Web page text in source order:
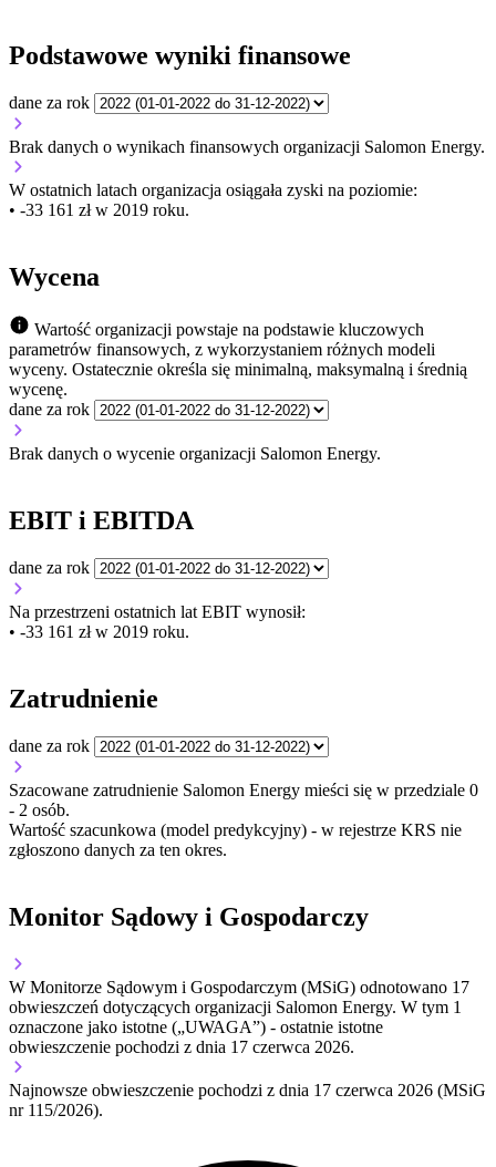
Podstawowe wyniki finansowe
dane za rok
Brak danych o wynikach finansowych organizacji Salomon Energy.
W ostatnich latach organizacja osiągała zyski na poziomie:
• -33 161 zł w 2019 roku.
Wycena
Wartość organizacji powstaje na podstawie kluczowych
parametrów finansowych, z wykorzystaniem różnych modeli
wyceny. Ostatecznie określa się minimalną, maksymalną i średnią
wycenę.
dane za rok
Brak danych o wycenie organizacji Salomon Energy.
EBIT i EBITDA
dane za rok
Na przestrzeni ostatnich lat EBIT wynosił:
• -33 161 zł w 2019 roku.
Zatrudnienie
dane za rok
Szacowane zatrudnienie Salomon Energy mieści się w przedziale 0
- 2 osób.
Wartość szacunkowa (model predykcyjny) - w rejestrze KRS nie
zgłoszono danych za ten okres.
Monitor Sądowy i Gospodarczy
W Monitorze Sądowym i Gospodarczym (MSiG) odnotowano 17
obwieszczeń dotyczących organizacji Salomon Energy. W tym 1
oznaczone jako istotne („UWAGA”) - ostatnie istotne
obwieszczenie pochodzi z dnia 17 czerwca 2026.
Najnowsze obwieszczenie pochodzi z dnia 17 czerwca 2026 (MSiG
nr 115/2026).